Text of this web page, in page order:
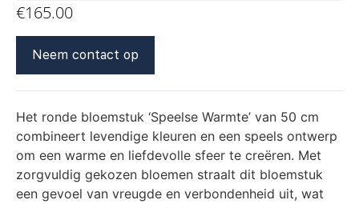
€165.00
Neem contact op
Het ronde bloemstuk ‘Speelse Warmte’ van 50 cm
combineert levendige kleuren en een speels ontwerp
om een warme en liefdevolle sfeer te creëren. Met
zorgvuldig gekozen bloemen straalt dit bloemstuk
een gevoel van vreugde en verbondenheid uit, wat